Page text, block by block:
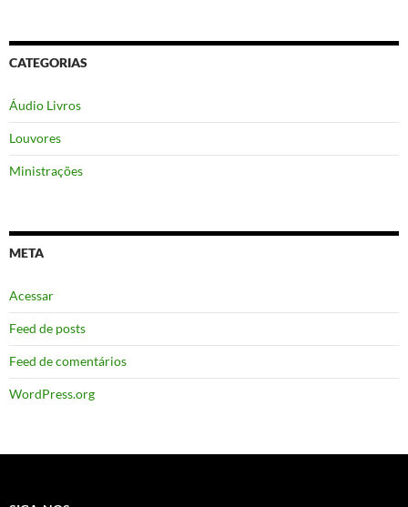
CATEGORIAS
Áudio Livros
Louvores
Ministrações
META
Acessar
Feed de posts
Feed de comentários
WordPress.org